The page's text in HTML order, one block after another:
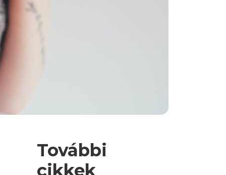
További
cikkek